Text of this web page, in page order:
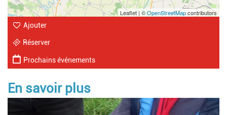
Leaflet | ©OpenStreetMapcontributors
Ajouter
Réserver
Prochains événements
En savoir plus